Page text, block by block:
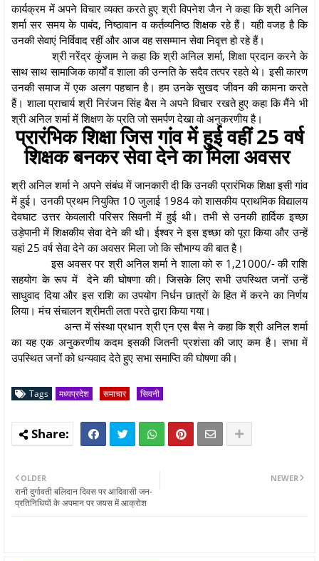
कार्यक्रम में अपने विचार व्यक्त करते हुए श्री विपनेश जैन ने कहा कि श्री अनिल
शर्मा सर समय के पाबंद, निष्ठावान व कर्तव्यनिष्ठ शिक्षक रहे हैं। यही वजह है कि
उनकी सेवाएं निर्विवाद रहीं और आज वह ससम्मान सेवा निवृत्त हो रहे हैं।
श्री नरेंद्र कुंजाम ने कहा कि श्री अनिल शर्मा, शिक्षा प्रदान करने के
साथ साथ सामाजिक कार्यों व शाला की उन्नति के सदैव तत्पर रहते थे। इसी कारण
उनकी समाज में एक अलग पहचान है। हम उनके सुखद जीवन की कामना करते
हैं। शाला प्राचार्य श्री निरंजन सिंह बैस ने अपने विचार रखते हुए कहा कि मैंने भी
श्री अनिल शर्मा में शिक्षण के प्रति जो समर्पण देखा वो अनुकरणीय है।
प्रारंभिक शिक्षा जिस गांव में हुई वहीं 25 वर्ष
शिक्षक बनकर सेवा देने का मिला अवसर
श्री अनिल शर्मा ने अपने संबंध में जानकारी दी कि उनकी प्रारंभिक शिक्षा इसी गांव
में हुई। उनकी प्रथम नियुक्ति 10 जुलाई 1984 को शासकीय प्राथमिक विद्यालय
देवघाट उत्तर केवलारी परिसर सिवनी में हुई थी। तभी से उनकी हार्दिक इच्छा
उड़ेपानी में शिक्षकीय सेवा देने की थी। ईश्वर ने इस इच्छा को पूरा किया और उन्हें
यहां 25 वर्ष सेवा देने का अवसर मिला जो कि सौभाग्य की बात है।
इस अवसर पर श्री अनिल शर्मा ने शाला को रु 1,21000/- की राशि
सहयोग के रूप में देने की घोषणा की। जिसके लिए सभी उपस्थित जनों उन्हें
साधुवाद दिया और इस राशि का उपयोग निर्धन छात्रों के हित में करने का निर्णय
लिया। मंच संचालन श्रीमती लता परते द्वारा किया गया।
अन्त में संस्था प्रधान श्री एन एस बैस ने कहा कि श्री अनिल शर्मा
का यह एक अनुकरणीय कदम इसकी जितनी प्रशंसा की जाए कम है। सभा में
उपस्थित जनों को धन्यवाद देते हुए सभा समाप्ति की घोषणा की।
Tags मध्यप्रदेश समाचार सिवनी
NEWER
OLDER
रानी दुर्गावती बलिदान दिवस पर आदिवासी जन-
प्रतिनिधियों के अपमान पर जयस में आक्रोश